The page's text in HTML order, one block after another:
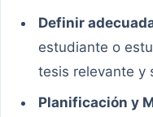
Definir
estudiante o
tesis relevante y
Planificación y